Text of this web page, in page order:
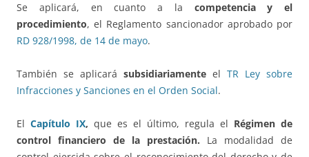
Se aplicará, en cuanto a la competencia y el
procedimiento, el Reglamento sancionador aprobado por
RD 928/1998, de 14 de mayo.
También se aplicará subsidiariamente el TR Ley sobre
Infracciones y Sanciones en el Orden Social.
El Capítulo IX, que es el último, regula el Régimen de
control financiero de la prestación. La modalidad de